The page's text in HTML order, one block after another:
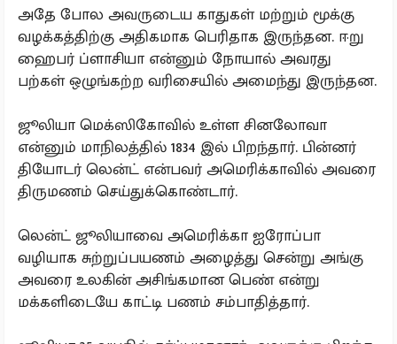
அதே போல அவருடைய காதுகள் மற்றும் மூக்கு
வழக்கத்திற்கு அதிகமாக பெரிதாக இருந்தன. ஈறு
ஹைபர் ப்ளாசியா என்னும் நோயால் அவரது
பற்கள் ஒழுங்கற்ற வரிசையில் அமைந்து இருந்தன.
ஜூலியா மெக்ஸிகோவில் உள்ள சினலோவா
என்னும் மாநிலத்தில் 1834 இல் பிறந்தார். பின்னர்
தியோடர் லென்ட் என்பவர் அமெரிக்காவில் அவரை
திருமணம் செய்துக்கொண்டார்.
லென்ட் ஜூலியாவை அமெரிக்கா ஐரோப்பா
வழியாக சுற்றுப்பயணம் அழைத்து சென்று அங்கு
அவரை உலகின் அசிங்கமான பெண் என்று
மக்களிடையே காட்டி பணம் சம்பாதித்தார்.